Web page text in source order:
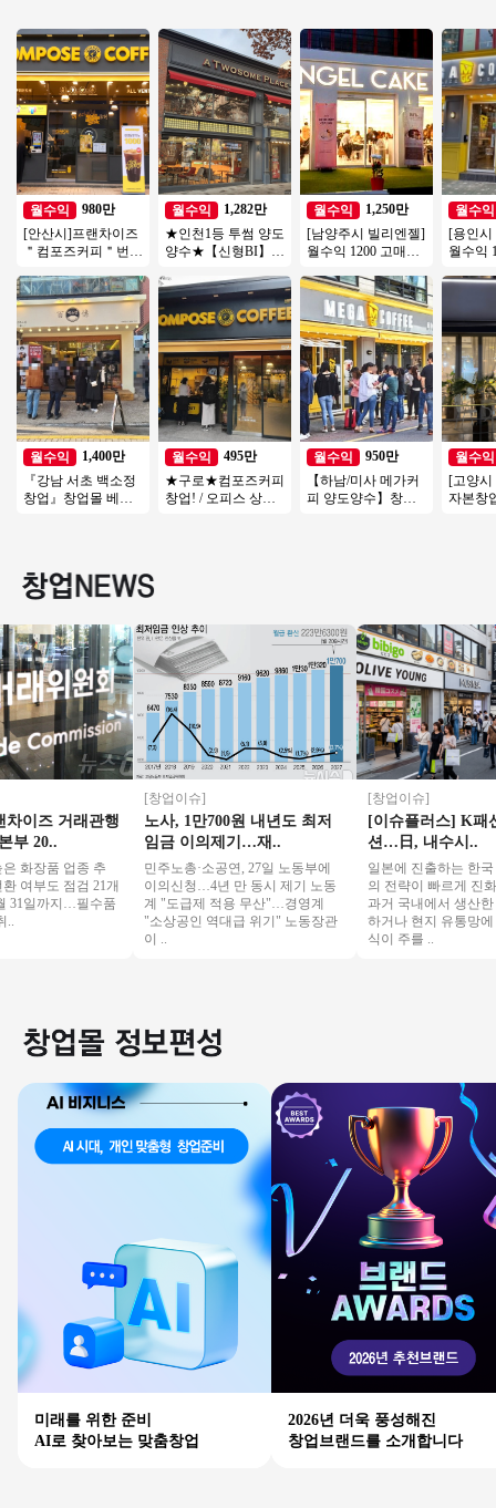
월수익
980만
[안산시]프랜차이즈
＂컴포즈커피＂번오
본 / 초보 / 여성창업
월수익
1,400만
『강남 서초 백소정
창업』창업몰 베스
월수익
1,282만
★인천1등 투썸 양도
양수★【신형BI】배
썸 양도양수 창업
월수익
495만
★구로★컴포즈커피
창업! / 오피스 상권!
월수익
1,250만
[남양주시 빌리엔젤]
월수익 1200 고매출/
트카페 빌리엔젤!
월수익
950만
【하남/미사 메가커
피 양도양수】창업
월수익
[용인
월수익
고매출
월수익
[고양시
자본창
즈 거래관행
20..
장품 업종 추
부도 점검 21개
일까지…필수품
[창업이슈]
노사, 1만700원 내년도 최저
임금 이의제기…재..
민주노총·소공연, 27일 노동부에
이의신청…4년 만 동시 제기 노동
계 "도급제 적용 무산"…경영계
"소상공인 역대급 위기" 노동장관
이 ..
[창업이슈]
[이슈플러스] K패션·
션…日, 내수시..
일본에 진출하는 한국 유
의 전략이 빠르게 진화하
과거 국내에서 생산한 제
하거나 현지 유통망에 입
식이 주를 ..
미래를 위한 준비
AI로 찾아보는 맞춤창업
2026년 더욱 풍성해진
창업브랜드를 소개합니다